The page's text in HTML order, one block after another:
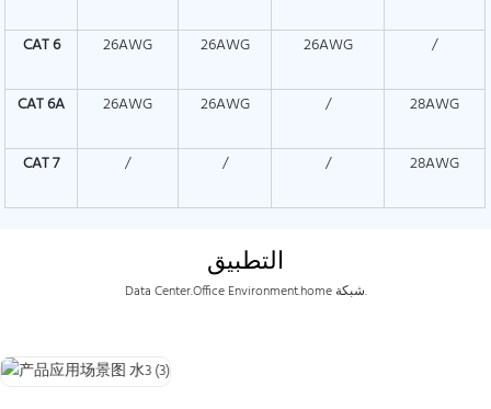
CAT6 26AWG 26AWG 26AWG /
CAT6A 26AWG 26AWG / 28AWG
CAT7 / / / 28AWG
التطبيق
Data Center.Office Environment.home شبكة.